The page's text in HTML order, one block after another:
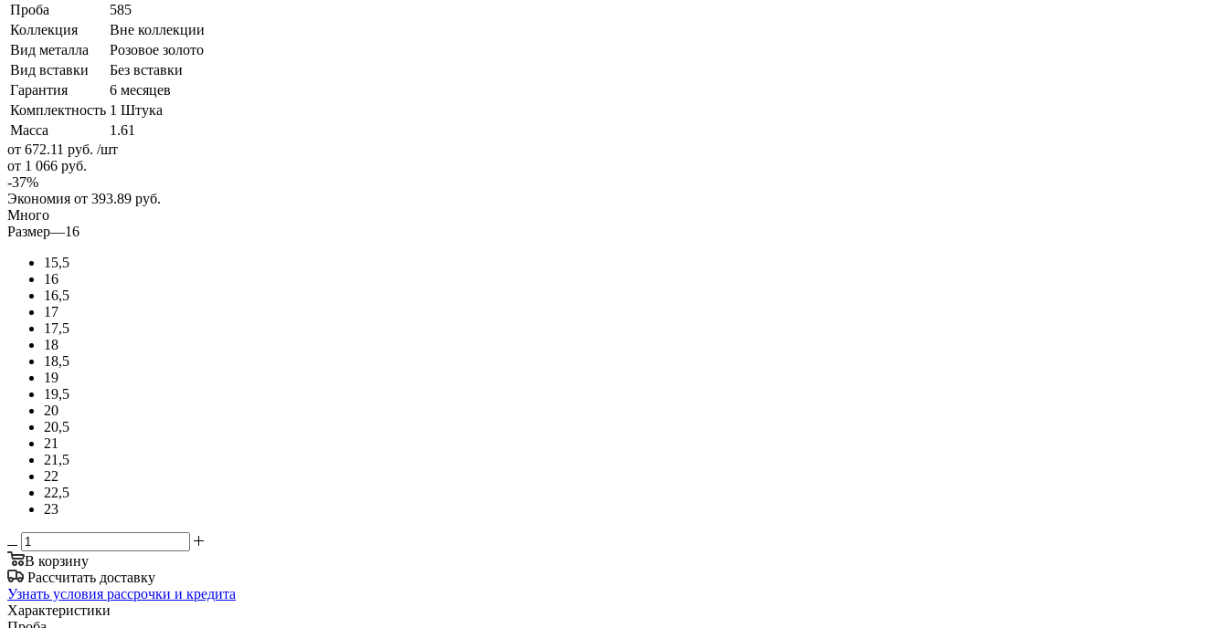
Проба
585
Коллекция
Вне коллекции
Вид металла
Розовое золото
Вид вставки
Без вставки
Гарантия
6 месяцев
Комплектность 1 Штука
Масса
1.61
от 672.11 руб. /шт
от 1 066 руб.
-37%
Экономия от 393.89 руб.
Много
Размер—16
15,5
16
16,5
17
17,5
18
18,5
19
19,5
20
20,5
21
21,5
22
22,5
23
В корзину
Рассчитать доставку
Узнать условия рассрочки и кредита
Характеристики